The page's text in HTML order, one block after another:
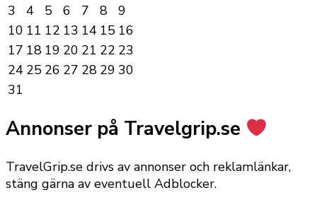
3 4 5 6 7 8
9
10 11 12 13 14 15 16
17 18 19 20 21 22 23
24 25 26 27 28 29 30
31
Annonser på Travelgrip.se
TravelGrip.se drivs av annonser och reklamlänkar,
stäng gärna av eventuell Adblocker.